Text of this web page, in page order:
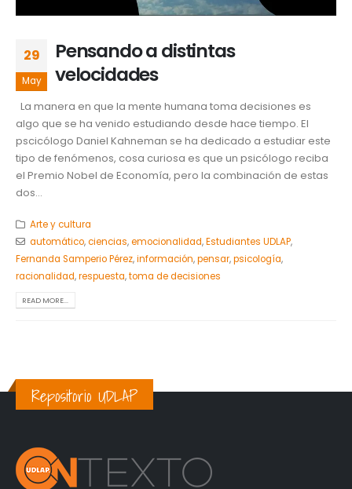
29
May
Pensando a distintas
velocidades
La manera en que la mente humana toma decisiones es
algo que se ha venido estudiando desde hace tiempo. El
pscicólogo Daniel Kahneman se ha dedicado a estudiar este
tipo de fenómenos, cosa curiosa es que un psicólogo reciba
el Premio Nobel de Economía, pero la combinación de estas
dos...
Arte y cultura
automático,ciencias,emocionalidad,Estudiantes UDLAP,
Fernanda Samperio Pérez,información,pensar,psicología,
racionalidad,respuesta,toma de decisiones
READ MORE...
Repositorio UDLAP